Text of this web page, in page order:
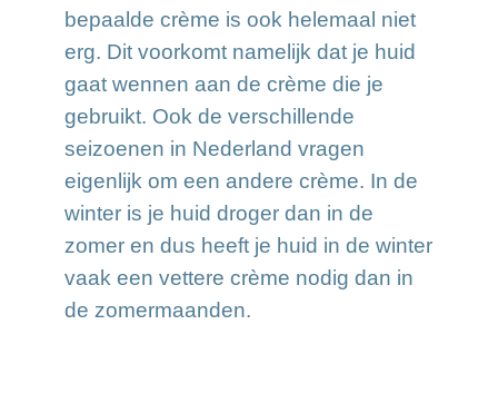
bepaalde crème is ook helemaal niet
erg. Dit voorkomt namelijk dat je huid
gaat wennen aan de crème die je
gebruikt. Ook de verschillende
seizoenen in Nederland vragen
eigenlijk om een andere crème. In de
winter is je huid droger dan in de
zomer en dus heeft je huid in de winter
vaak een vettere crème nodig dan in
de zomermaanden.